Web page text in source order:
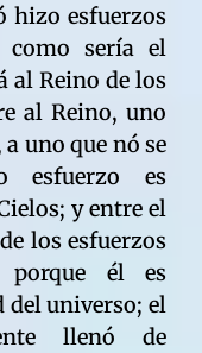
hizo esfuerzos
como sería el
al Reino de los
al Reino, uno
uno que nó se
esfuerzo es
y entre el
los esfuerzos
porque él es
del universo; el
llenó de